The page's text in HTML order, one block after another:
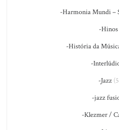
-Harmonia Mundi –
-Hinos
-História da
-
-Jazz
-jazz
-Klezmer /